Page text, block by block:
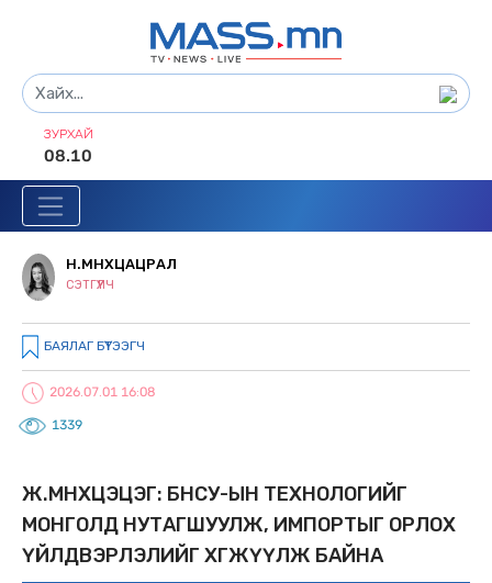
ЗУРХАЙ
08.10
Н.МӨНХЦАЦРАЛ
СЭТГҮҮЛЧ
БАЯЛАГ БҮТЭЭГЧ
2026.07.01 16:08
1339
Ж.МӨНХЦЭЦЭГ: БНСУ-ЫН ТЕХНОЛОГИЙГ
МОНГОЛД НУТАГШУУЛЖ, ИМПОРТЫГ ОРЛОХ
ҮЙЛДВЭРЛЭЛИЙГ ХӨГЖҮҮЛЖ БАЙНА